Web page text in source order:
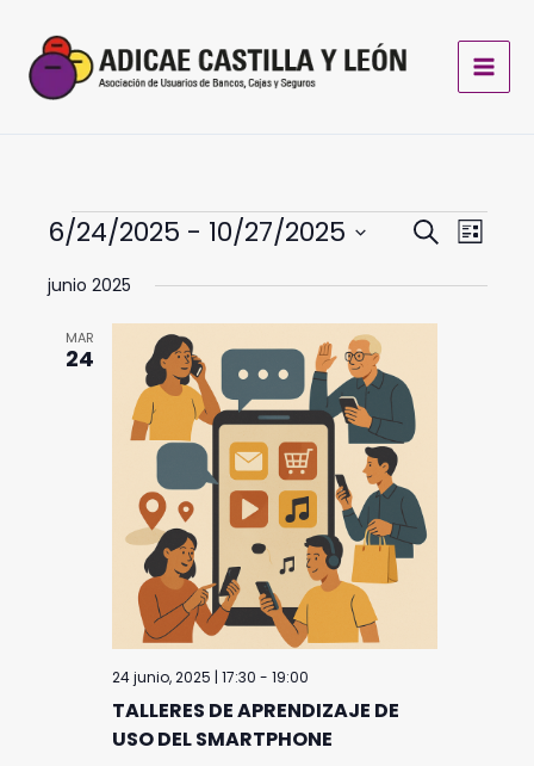
contenido
Eventos
Navegación
búsqueda
Eventos
Buscar
vistas
Lista
6/24/2025 - 10/27/2025
la
junio 2025
MAR
24
TALLERES DE APRENDIZAJE DE
USO DEL SMARTPHONE
24 junio, 2025 | 17:30 - 19:00